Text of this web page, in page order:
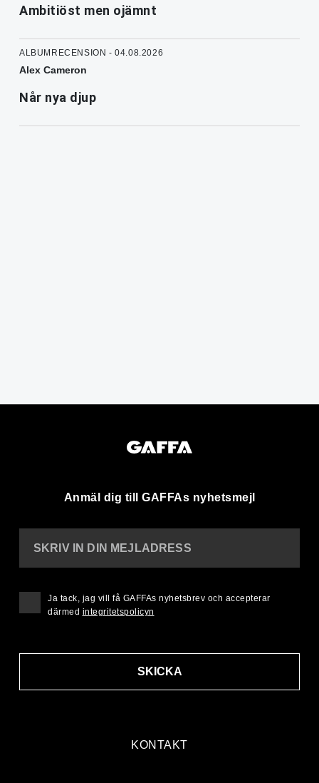
Ambitiöst men ojämnt
ALBUMRECENSION - 04.08.2026
Alex Cameron
Når nya djup
Anmäl dig till GAFFAs nyhetsmejl
KONTAKT
SKRIV IN DIN MEJLADRESS
SKICKA
Ja tack, jag vill få GAFFAs nyhetsbrev och accepterar
därmed integritetspolicyn